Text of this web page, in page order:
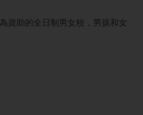
資助的全日制男女校，男孩和女